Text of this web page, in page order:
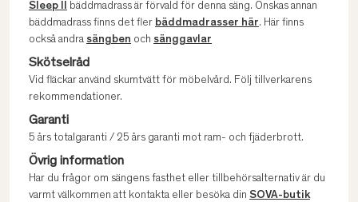
Sleep II bäddmadrass är förvald för denna säng. Önskas annan
bäddmadrass finns det fler bäddmadrasser här. Här finns
också andra sängben och sänggavlar
Skötselråd
Vid fläckar använd skumtvätt för möbelvård. Följ tillverkarens
rekommendationer.
Garanti
5 års totalgaranti / 25 års garanti mot ram- och fjäderbrott.
Övrig information
Har du frågor om sängens fasthet eller tillbehörsalternativ är du
varmt välkommen att kontakta eller besöka din SOVA-butik